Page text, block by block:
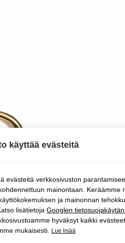
käyttää evästeitä
evästeitä verkkosivuston
mainontaan. Keräämme
ja mainonnan
lisätietoja Googlen
hyväksyt kaikki evästeet
mukaisesti.
Lue lisää